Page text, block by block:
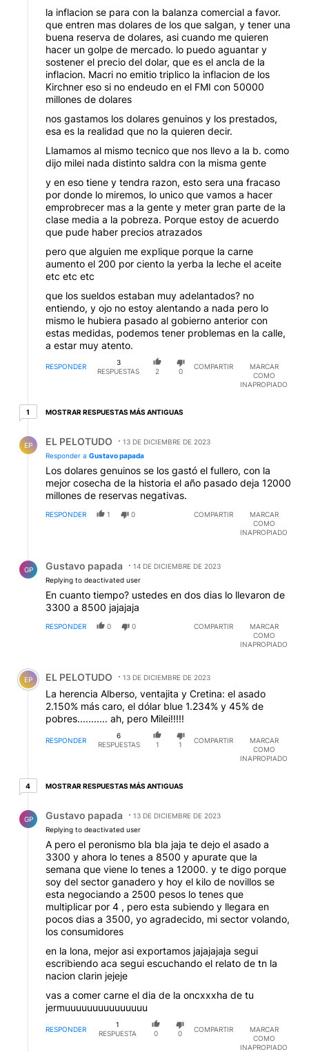
la inflacion se para con la balanza comercial a favor.
que entren mas dolares de los que salgan, y tener una
buena reserva de dolares, asi cuando me quieren
hacer un golpe de mercado. lo puedo aguantar y
sostener el precio del dolar, que es el ancla de la
inflacion. Macri no emitio triplico la inflacion de los
Kirchner eso si no endeudo en el FMI con 50000
millones de dolares
nos gastamos los dolares genuinos y los prestados,
esa es la realidad que no la quieren decir.
Llamamos al mismo tecnico que nos llevo a la b. como
dijo milei nada distinto saldra con la misma gente
y en eso tiene y tendra razon, esto sera una fracaso
por donde lo miremos, lo unico que vamos a hacer
emprobrecer mas a la gente y meter gran parte de la
clase media a la pobreza. Porque estoy de acuerdo
que pude haber precios atrazados
pero que alguien me explique porque la carne
aumento el 200 por ciento la yerba la leche el aceite
etc etc etc
que los sueldos estaban muy adelantados? no
entiendo, y ojo no estoy alentando a nada pero lo
mismo le hubiera pasado al gobierno anterior con
estas medidas, podemos tener problemas en la calle,
a estar muy atento.
RESPONDER
3
RESPUESTAS
2 0
COMPARTIR
MARCAR
COMO
INAPROPIADO
11 respuesta más antiguas
MOSTRAR RESPUESTAS MÁS ANTIGUAS
EP EL PELOTUDO
13 DE DICIEMBRE DE 2023
Responder a Gustavo papada
Los dolares genuinos se los gastó el fullero, con la
mejor cosecha de la historia el año pasado deja 12000
millones de reservas negativas.
RESPONDER 1 0 COMPARTIR
MARCAR
COMO
INAPROPIADO
GP Gustavo papada
14 DE DICIEMBRE DE 2023
Replying to deactivated user
En cuanto tiempo? ustedes en dos dias lo llevaron de
3300 a 8500 jajajaja
RESPONDER 0 0 COMPARTIR
MARCAR
COMO
INAPROPIADO
Comentario de EL PELOTUDO.
EP EL PELOTUDO 13 DE DICIEMBRE DE 2023
La herencia Alberso, ventajita y Cretina: el asado
2.150% más caro, el dólar blue 1.234% y 45% de
pobres........... ah, pero Milei!!!!!
RESPONDER
6
RESPUESTAS
1 1
COMPARTIR
MARCAR
COMO
INAPROPIADO
44 respuestas más antiguas
MOSTRAR RESPUESTAS MÁS ANTIGUAS
GP Gustavo papada
13 DE DICIEMBRE DE 2023
Replying to deactivated user
A pero el peronismo bla bla jaja te dejo el asado a
3300 y ahora lo tenes a 8500 y apurate que la
semana que viene lo tenes a 12000. y te digo porque
soy del sector ganadero y hoy el kilo de novillos se
esta negociando a 2500 pesos lo tenes que
multiplicar por 4 , pero esta subiendo y llegara en
pocos dias a 3500, yo agradecido, mi sector volando,
los consumidores
en la lona, mejor asi exportamos jajajajaja segui
escribiendo aca segui escuchando el relato de tn la
nacion clarin jejeje
vas a comer carne el dia de la oncxxxha de tu
jermuuuuuuuuuuuuuuu
RESPONDER
1
RESPUESTA
0 0
COMPARTIR
MARCAR
COMO
INAPROPIADO